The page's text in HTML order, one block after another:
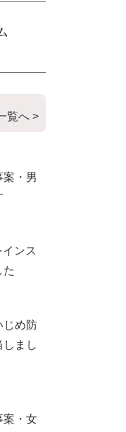
覧へ >
案・男
ンス
た
じめ防
しまし
案・女